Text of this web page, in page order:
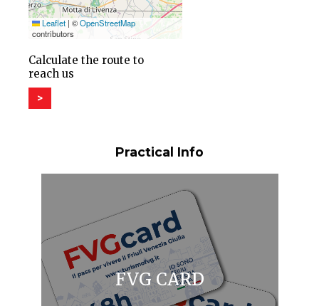
Leaflet | ©OpenStreetMap
contributors
Calculate the route to
reach us
>
Practical Info
FVG CARD